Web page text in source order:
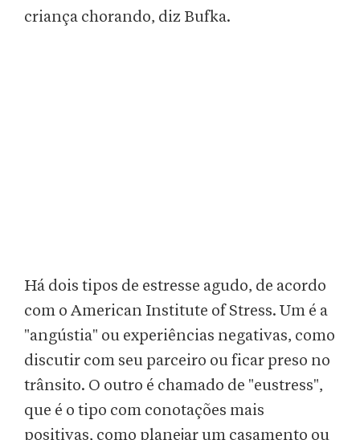
criança chorando, diz Bufka.
Há dois tipos de estresse agudo, de acordo
com o American Institute of Stress. Um é a
"angústia" ou experiências negativas, como
discutir com seu parceiro ou ficar preso no
trânsito. O outro é chamado de "eustress",
que é o tipo com conotações mais
positivas, como planejar um casamento ou